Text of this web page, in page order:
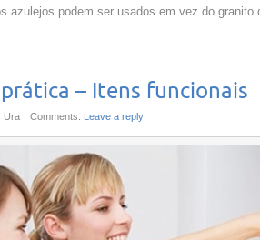
azulejos podem ser usados ​​em vez do
– Itens funcionais
Ura Comments: Leave a reply